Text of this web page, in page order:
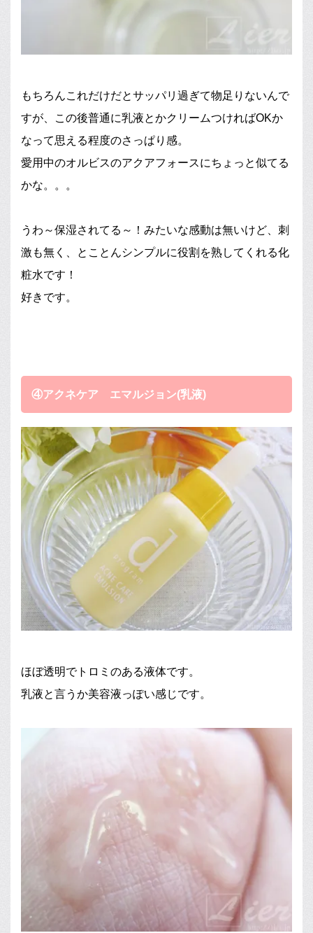
もちろんこれだけだとサッパリ過ぎて物足りないんで
すが、この後普通に乳液とかクリームつければOKか
なって思える程度のさっぱり感。
愛用中のオルビスのアクアフォースにちょっと似てる
かな。。。
うわ～保湿されてる～！みたいな感動は無いけど、刺
激も無く、とことんシンプルに役割を熟してくれる化
粧水です！
好きです。
④アクネケア エマルジョン(乳液)
ほぼ透明でトロミのある液体です。
乳液と言うか美容液っぽい感じです。